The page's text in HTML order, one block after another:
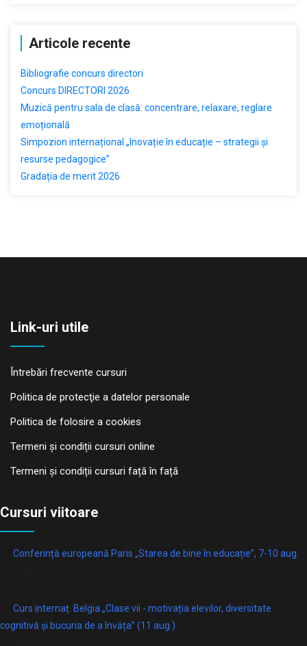
Articole recente
Bibliografie concurs directori
Concurs DIRECTORI 2026
Muzică pentru sala de clasă: concentrare, relaxare, reglare
emoțională
Simpozion internațional „Inovație în educație – strategii și
resurse pedagogice”
Gradația de merit 2026
Link-uri utile
Întrebări frecvente cursuri
Politica de protecţie a datelor personale
Politica de folosire a cookies
Termeni și condiții cursuri online
Termeni și condiții cursuri față în față
Cursuri viitoare
Conferință europeană Paris „Starea de bine în educație”, 7-10 aug.
Curs internaț. Belgia „Clase vii - motivația elevilor, diversitate
cognitivă și bucuria de a învăța” (11 aug.)